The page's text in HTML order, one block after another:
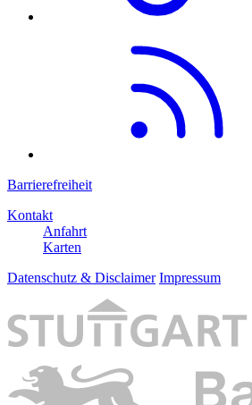
Barrierefreiheit
Kontakt
Anfahrt
Karten
Datenschutz & Disclaimer Impressum